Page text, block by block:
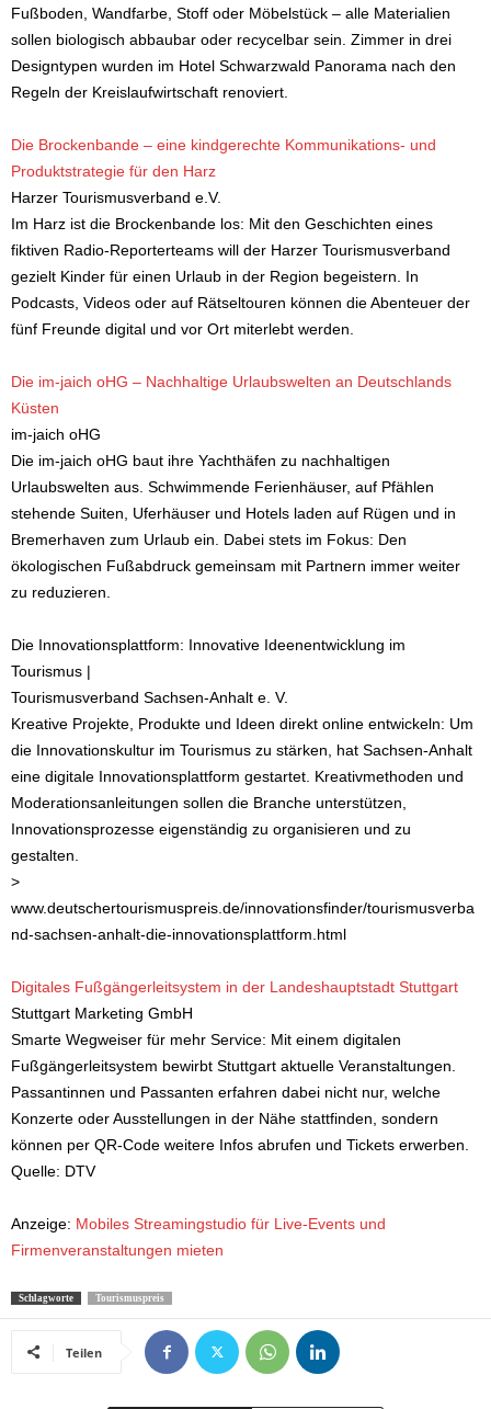
Fußboden, Wandfarbe, Stoff oder Möbelstück – alle Materialien
sollen biologisch abbaubar oder recycelbar sein. Zimmer in drei
Designtypen wurden im Hotel Schwarzwald Panorama nach den
Regeln der Kreislaufwirtschaft renoviert.
Die Brockenbande – eine kindgerechte Kommunikations- und
Produktstrategie für den Harz
Harzer Tourismusverband e.V.
Im Harz ist die Brockenbande los: Mit den Geschichten eines
fiktiven Radio-Reporterteams will der Harzer Tourismusverband
gezielt Kinder für einen Urlaub in der Region begeistern. In
Podcasts, Videos oder auf Rätseltouren können die Abenteuer der
fünf Freunde digital und vor Ort miterlebt werden.
Die im-jaich oHG – Nachhaltige Urlaubswelten an Deutschlands
Küsten
im-jaich oHG
Die im-jaich oHG baut ihre Yachthäfen zu nachhaltigen
Urlaubswelten aus. Schwimmende Ferienhäuser, auf Pfählen
stehende Suiten, Uferhäuser und Hotels laden auf Rügen und in
Bremerhaven zum Urlaub ein. Dabei stets im Fokus: Den
ökologischen Fußabdruck gemeinsam mit Partnern immer weiter
zu reduzieren.
Die Innovationsplattform: Innovative Ideenentwicklung im
Tourismus |
Tourismusverband Sachsen-Anhalt e. V.
Kreative Projekte, Produkte und Ideen direkt online entwickeln: Um
die Innovationskultur im Tourismus zu stärken, hat Sachsen-Anhalt
eine digitale Innovationsplattform gestartet. Kreativmethoden und
Moderationsanleitungen sollen die Branche unterstützen,
Innovationsprozesse eigenständig zu organisieren und zu
gestalten.
>
www.deutschertourismuspreis.de/innovationsfinder/tourismusverba
nd-sachsen-anhalt-die-innovationsplattform.html
Digitales Fußgängerleitsystem in der Landeshauptstadt Stuttgart
Stuttgart Marketing GmbH
Smarte Wegweiser für mehr Service: Mit einem digitalen
Fußgängerleitsystem bewirbt Stuttgart aktuelle Veranstaltungen.
Passantinnen und Passanten erfahren dabei nicht nur, welche
Konzerte oder Ausstellungen in der Nähe stattfinden, sondern
können per QR-Code weitere Infos abrufen und Tickets erwerben.
Quelle: DTV
Anzeige: Mobiles Streamingstudio für Live-Events und
Firmenveranstaltungen mieten
Schlagworte Tourismuspreis
Teilen